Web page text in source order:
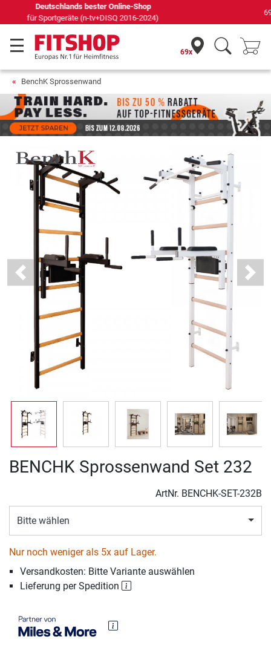
69 Fachmärkte vor Ort mit 75 eigenen Servicetechnikern
69x
BenchK Sprossenwand
Previous Next
BENCHK Sprossenwand Set 232
ArtNr. BENCHK-SET-232B
Bitte wählen
Nur noch weniger als 5x auf Lager.
Versandkosten: Bitte Variante auswählen
Lieferung per Spedition